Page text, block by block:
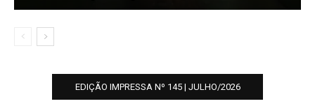
EDIÇÃO IMPRESSA Nº 145 | JULHO/2026